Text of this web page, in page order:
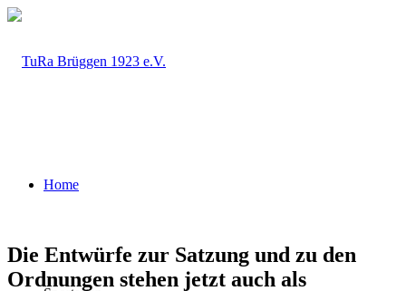
Home
Die Entwürfe zur Satzung und zu den
Ordnungen stehen jetzt auch als